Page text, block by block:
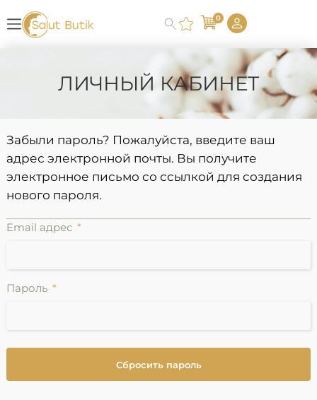
0
ЛИЧНЫЙ КАБИНЕТ
Забыли пароль? Пожалуйста, введите ваш
адрес электронной почты. Вы получите
электронное письмо со ссылкой для создания
нового пароля.
Email адрес
Пароль
Сбросить пароль